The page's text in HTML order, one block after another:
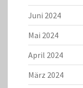
Juni 2024
Mai 2024
April 2024
März 2024